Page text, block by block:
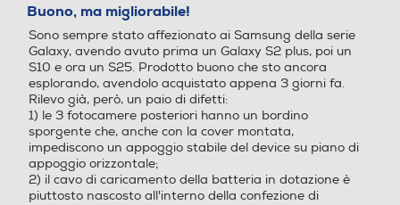
Play Video
o nanoSIM 4FF (SIM 1 + SIM
2 / SIM 1 + eSIM / Dual eSI
M) 5G Downlink 4.66 Gbps,
Uplink 626 Mbps 4G / LTE
Cat. 20 DL 2000 Mbps, Ca
t. 18 UL 200 Mbps
Presenza AI
Con AI
Presenza AI
5
stelle.
Buono, ma migliorabile!
Sono sempre stato affezionato ai Samsung della serie
Galaxy, avendo avuto prima un Galaxy S2 plus, poi un
S10 e ora un S25. Prodotto buono che sto ancora
esplorando, avendolo acquistato appena 3 giorni fa.
Rilevo già, però, un paio di difetti:
1) le 3 fotocamere posteriori hanno un bordino
sporgente che, anche con la cover montata,
impediscono un appoggio stabile del device su piano di
appoggio orizzontale;
2) il cavo di caricamento della batteria in dotazione è
piuttosto nascosto all'interno della confezione di